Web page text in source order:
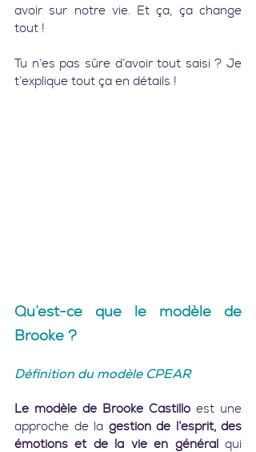
avoir sur notre vie. Et ça, ça change
tout !
Tu n’es pas sûre d’avoir tout saisi ? Je
t’explique tout ça en détails !
Qu’est-ce que le modèle de
Brooke ?
Définition du modèle CPEAR
Le modèle de Brooke Castillo est une
approche de la gestion de l’esprit, des
émotions et de la vie en général
qui